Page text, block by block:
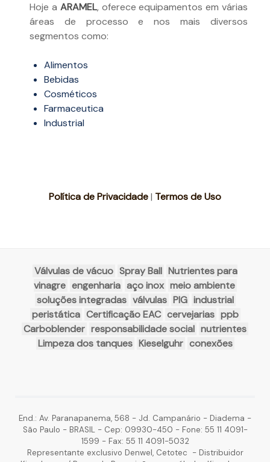
Hoje a ARAMEL, oferece equipamentos em várias
áreas de processo e nos mais diversos
segmentos como:
Alimentos
Bebidas
Cosméticos
Farmaceutica
Industrial
Política de Privacidade| Termos de Uso
Válvulas de vácuo Spray Ball Nutrientes para
vinagre engenharia aço inox meio ambiente
soluções integradas válvulas PIG industrial
peristática Certificação EAC cervejarias ppb
Carboblender responsabilidade social nutrientes
Limpeza dos tanques Kieselguhr conexões
End.: Av. Paranapanema, 568 - Jd. Campanário - Diadema -
São Paulo - BRASIL - Cep: 09930-450 - Fone: 55 11 4091-
1599 - Fax: 55 11 4091-5032
Representante exclusivo Denwel, Cetotec - Distribuidor